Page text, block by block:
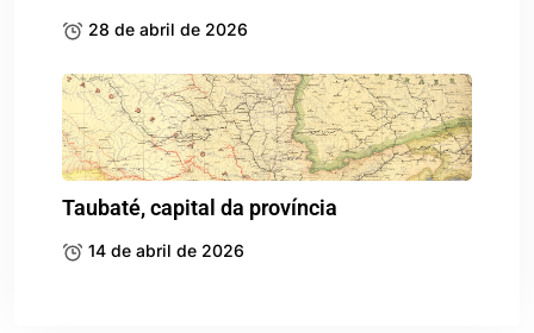
28 de abril de 2026
Taubaté, capital da província
14 de abril de 2026